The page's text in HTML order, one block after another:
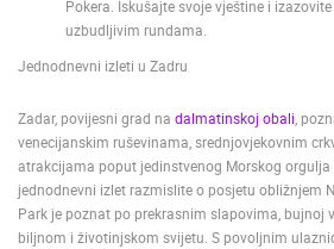
Pokera. Iskušajte svoje vještine i
uzbudljivim rundama.
Jednodnevni izleti u Zadru
Zadar, povijesni grad na dalmatinskoj obali ,
venecijanskim ruševinama, srednjovjekovnim
atrakcijama poput jedinstvenog Morskog
jednodnevni izlet razmislite o posjetu obližnjem
Park je poznat po prekrasnim slapovima, bujnoj
biljnom i životinjskom svijetu. S povoljnim